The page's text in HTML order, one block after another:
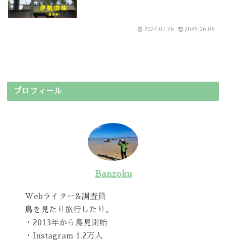
2024.07.26 2026.06.06
プロフィール
Banzoku
Webライター&調査員
鳥を見たり旅行したり。
・2013年から鳥見開始
・Instagram 1.2万人